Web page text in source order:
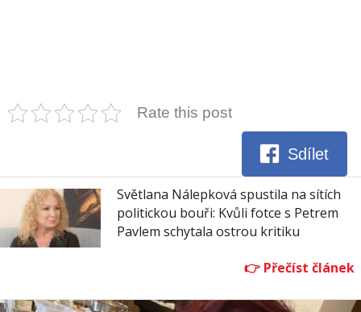
Rate this post
Sdílet
Světlana Nálepková spustila na sítích
politickou bouři: Kvůli fotce s Petrem
Pavlem schytala ostrou kritiku